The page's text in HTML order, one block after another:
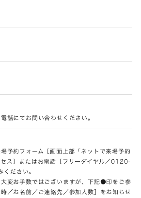
話にてお問い合わせください。
予約フォーム［画面上部「ネットで来場予約
ス］またはお電話［フリーダイヤル／0120-
ださい。
変お手数ではございますが、下記●印をご参
／お名前／ご連絡先／参加人数］をお知らせ